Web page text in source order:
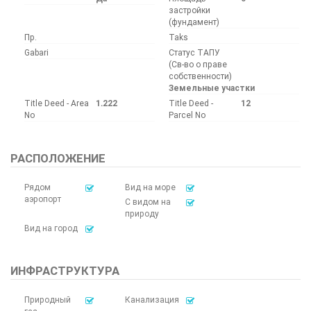
застройки
(фундамент)
Пр.
Taks
Gabari
Статус ТАПУ
(Св-во о праве
собственности)
Земельные участки
Title Deed - Area
No
1.222
Title Deed -
Parcel No
12
РАСПОЛОЖЕНИЕ
Рядом
аэропорт
Вид на море
С видом на
природу
Вид на город
ИНФРАСТРУКТУРА
Природный
Канализация